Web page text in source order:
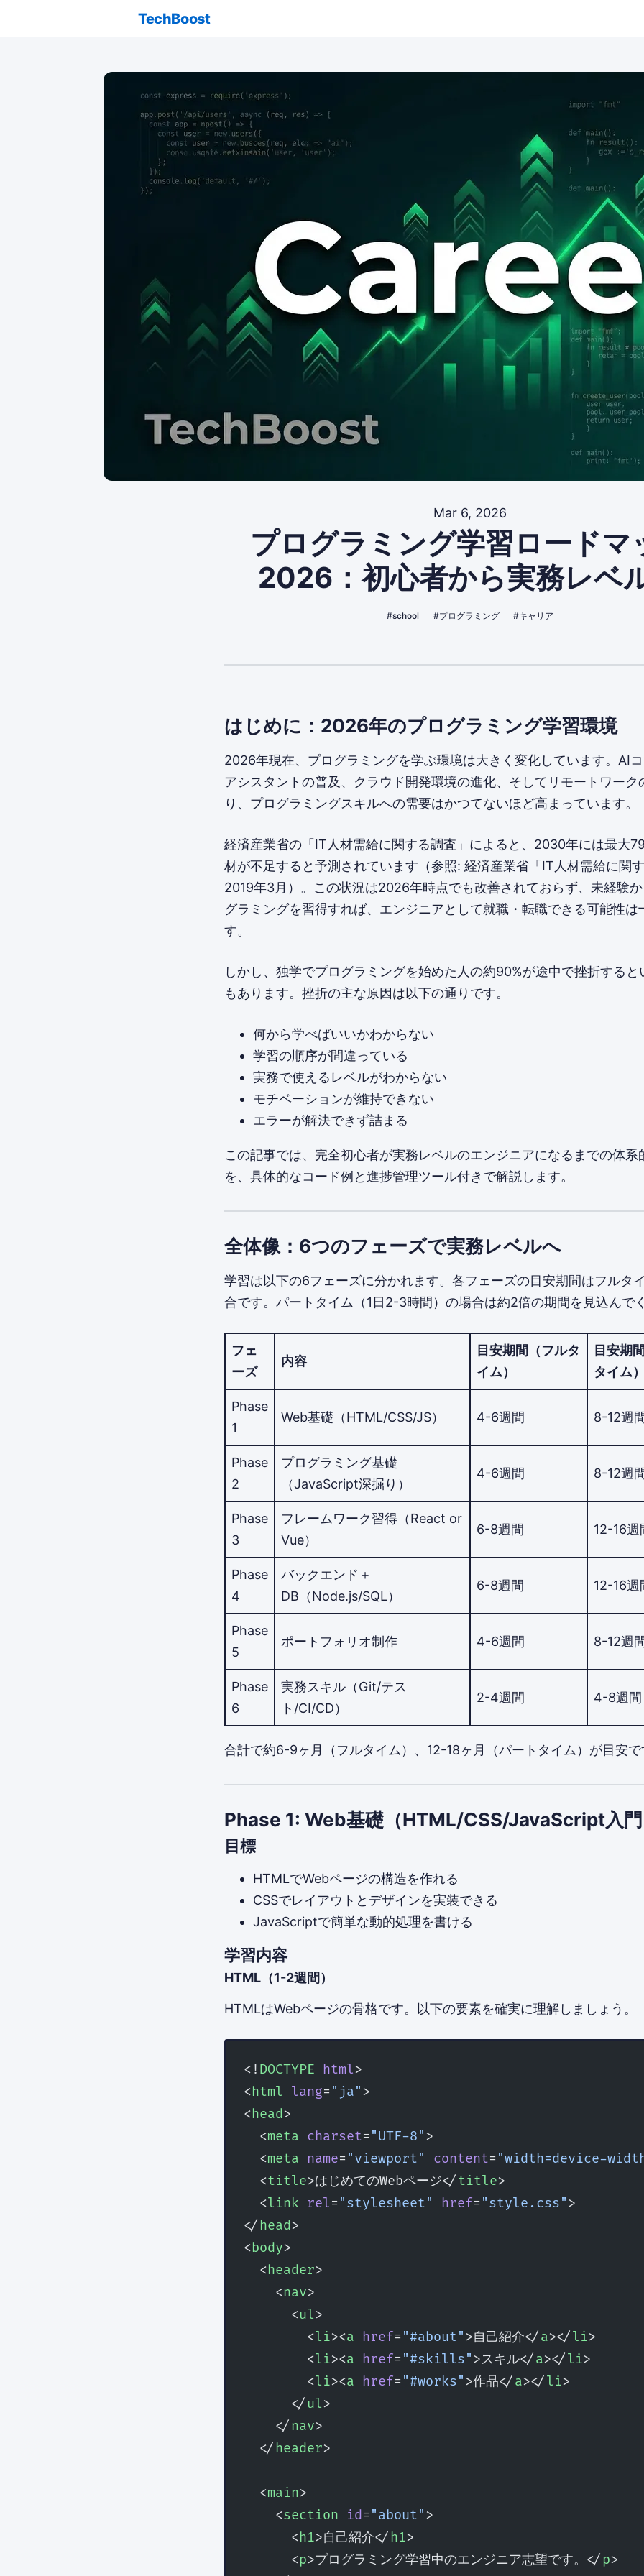
TechBoost
Mar 6, 2026
プログラミング学習ロードマ
2026：初心者から実務レベ
#school #プログラミング #キャリア
はじめに：2026年のプログラミング学習環境
2026年現在、プログラミングを学ぶ環境は大きく変化しています。AI
アシスタントの普及、クラウド開発環境の進化、そしてリモートワーク
り、プログラミングスキルへの需要はかつてないほど高まっています。
経済産業省の「IT人材需給に関する調査」によると、2030年には最大
材が不足すると予測されています（参照: 経済産業省「IT人材需給に関す
2019年3月）。この状況は2026年時点でも改善されておらず、未経験
グラミングを習得すれば、エンジニアとして就職・転職できる可能性は
す。
しかし、独学でプログラミングを始めた人の約90%が途中で挫折すると
もあります。挫折の主な原因は以下の通りです。
何から学べばいいかわからない
学習の順序が間違っている
実務で使えるレベルがわからない
モチベーションが維持できない
エラーが解決できず詰まる
この記事では、完全初心者が実務レベルのエンジニアになるまでの体系
を、具体的なコード例と進捗管理ツール付きで解説します。
全体像：6つのフェーズで実務レベルへ
学習は以下の6フェーズに分かれます。各フェーズの目安期間はフルタ
合です。パートタイム（1日2-3時間）の場合は約2倍の期間を見込んで
フェ
ーズ
内容
目安期間（フルタ
イム）
目安期
タイム）
Phase
1
Web基礎（HTML/CSS/JS） 4-6週間 8-12週
Phase
2
プログラミング基礎
（JavaScript深掘り）
4-6週間 8-12週
Phase
3
フレームワーク習得（React or
Vue）
6-8週間 12-16週
Phase
4
バックエンド＋
DB（Node.js/SQL）
6-8週間 12-16週
Phase
5
ポートフォリオ制作 4-6週間 8-12週
Phase
6
実務スキル（Git/テス
ト/CI/CD）
2-4週間 4-8週間
合計で約6-9ヶ月（フルタイム）、12-18ヶ月（パートタイム）が目安で
Phase 1: Web基礎（HTML/CSS/JavaScript入門
目標
HTMLでWebページの構造を作れる
CSSでレイアウトとデザインを実装できる
JavaScriptで簡単な動的処理を書ける
学習内容
HTML（1-2週間）
HTMLはWebページの骨格です。以下の要素を確実に理解しましょう。
<! DOCTYPE html>
<html lang="ja">
<head>
  <
meta charset="UTF-8">
  <
meta name="viewport" content="width=device-
  <
title>はじめてのWebページ</title>
  <
link rel="stylesheet" href="style.css">
</head>
<body>
  <
header>
    <
nav>
      <
ul>
        <
li><a href="#about">自己紹介</a></li>
        <
li><a href="#skills">スキル</a></li>
        <
li><a href="#works">作品</a></li>
      </
ul>
    </
nav>
  </
header>
  <
main>
    <
section id="about">
      <
h1>自己紹介</h1>
      <
p>プログラミング学習中のエンジニア志望です。</p>